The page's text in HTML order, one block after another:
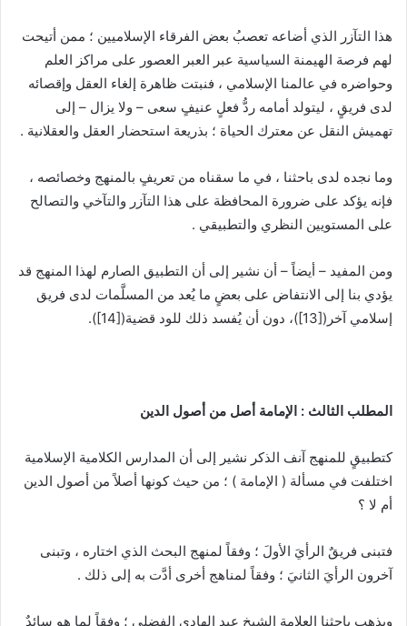
هذا التآزر الذي أضاعه تعصبُ بعض الفرقاء الإسلاميين ؛ ممن أتيحت
لهم فرصة الهيمنة السياسية عبر العبر العصور على مراكز العلم
وحواضره في عالمنا الإسلامي ، فنبتت ظاهرة إلغاء العقل وإقصائه
لدى فريقٍ ، ليتولد أمامه ردُّ فعلٍ عنيفٍ سعى – ولا يزال – إلى
تهميش النقل عن معترك الحياة ؛ بذريعة استحضار العقل والعقلانية .
وما نجده لدى باحثنا ، في ما سقناه من تعريفٍ بالمنهج وخصائصه ،
فإنه يؤكد على ضرورة المحافظة على هذا التآزر والتآخي والتصالح
على المستويين النظري والتطبيقي .
ومن المفيد – أيضاً – أن نشير إلى أن التطبيق الصارم لهذا المنهج قد
يؤدي بنا إلى الانتفاض على بعضٍ ما يُعد من المسلَّمات لدى فريق
إسلامي آخر([13])، دون أن يُفسد ذلك للود قضية([14]
).
المطلب الثالث : الإمامة أصل من أصول الدين
كتطبيقٍ للمنهج آنف الذكر نشير إلى أن المدارس الكلامية الإسلامية
اختلفت في مسألة ( الإمامة ) ؛ من حيث كونها أصلاً من أصول الدين
أم لا ؟
فتبنى فريقٌ الرأيَ الأولَ ؛ وفقاً لمنهج البحث الذي اختاره ، وتبنى
آخرون الرأيَ الثانيَ ؛ وفقاً لمناهج أخرى أدَّت به إلى ذلك .
ويذهب باحثنا العلامة الشيخ عبد الهادي الفضلي ؛ وفقاً لما هو سائدٌ